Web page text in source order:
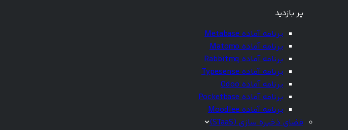
پر بازدید
برنامه آماده Metabase
برنامه آماده Matomo
برنامه آماده Rabbitmq
برنامه آماده Typesense
برنامه آماده Odoo
برنامه آماده Pocketbase
برنامه آماده Moodlee
فضای ذخیره سازی (STaaS)